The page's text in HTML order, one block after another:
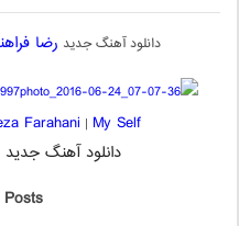
دانلود آهنگ جدید رضا
Farahani | My Self
دانلود آهنگ جدید